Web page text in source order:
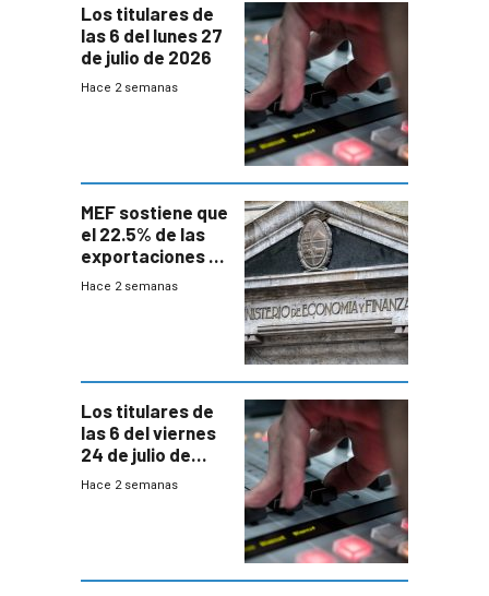
Los titulares de
las 6 del lunes 27
de julio de 2026
Hace 2 semanas
MEF sostiene que
el 22.5% de las
exportaciones a
EE.UU se verán
Hace 2 semanas
Los titulares de
las 6 del viernes
24 de julio de
2026
Hace 2 semanas